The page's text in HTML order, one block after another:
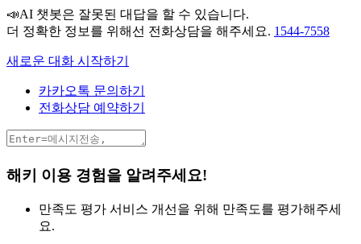
📣AI 챗봇은 잘못된 대답을 할 수 있습니다.
더 정확한 정보를 위해선 전화상담을 해주세요. 1544-7558
새로운 대화 시작하기
카카오톡 문의하기
전화상담 예약하기
해키 이용 경험을 알려주세요!
만족도 평가 서비스 개선을 위해 만족도를 평가해주세
요.